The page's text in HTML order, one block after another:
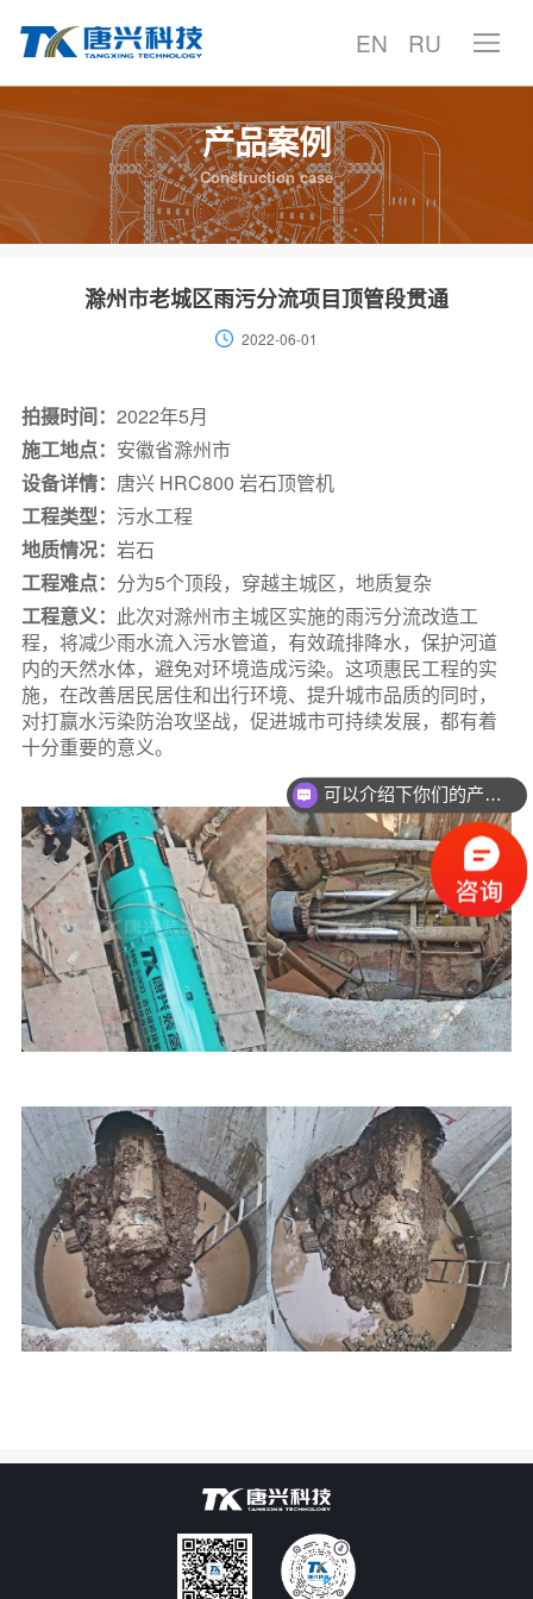
EN RU
产品中心
服务支持
聚焦唐兴
关于唐兴
联系我们
产品案例
Construction case
滁州市老城区雨污分流项目顶管段贯通
2022-06-01
拍摄时间： 2022年5月
施工地点： 安徽省滁州市
设备详情： 唐兴 HRC800 岩石顶管机
工程类型： 污水工程
地质情况： 岩石
工程难点： 分为5个顶段，穿越主城区，地质复杂
工程意义： 此次对滁州市主城区实施的雨污分流改造工
程，将减少雨水流入污水管道，有效疏排降水，保护河道
内的天然水体，避免对环境造成污染。这项惠民工程的实
施，在改善居民居住和出行环境、提升城市品质的同时，
对打赢水污染防治攻坚战，促进城市可持续发展，都有着
十分重要的意义。
可以介绍下你们的产品么？